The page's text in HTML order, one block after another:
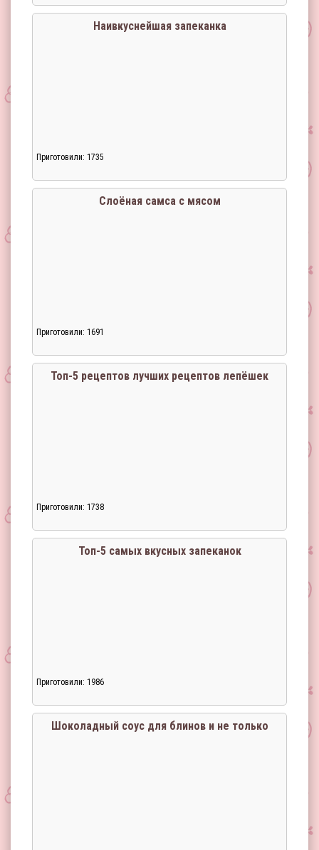
Наивкуснейшая запеканка
Приготовили: 1735
Слоёная самса с мясом
Приготовили: 1691
Топ-5 рецептов лучших рецептов лепёшек
Приготовили: 1738
Топ-5 самых вкусных запеканок
Приготовили: 1986
Шоколадный соус для блинов и не только